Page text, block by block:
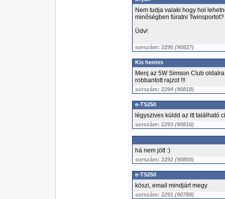
Nem tudja valaki hogy hol
minőségben fúratni Twinsportot?
Üdv!
sorszám: 2295 (90827)
Kis hentes
Menj az 5W Simson Club
robbantott rajzot !!!
sorszám: 2294 (90818)
e-TS250
légyszives küldd az itt található
sorszám: 2293 (90816)
há nem jött :)
sorszám: 2292 (90800)
e-TS250
köszi, email mindjárt megy
sorszám: 2291 (90789)